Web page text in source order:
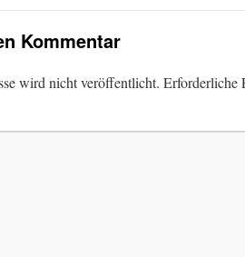
Kommentar
wird nicht veröffentlicht. Erforderliche